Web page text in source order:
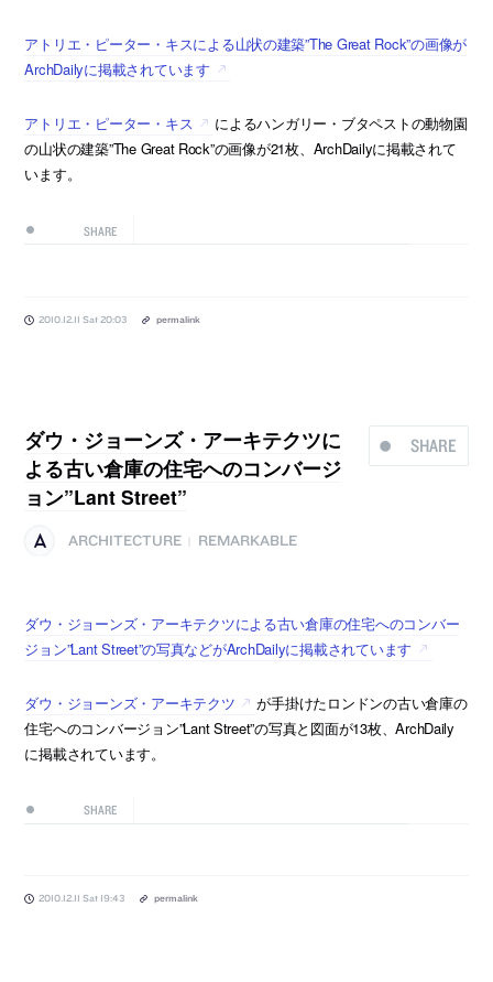
アトリエ・ピーター・キスによる山状の建築”The Great Rock”の画像が
ArchDailyに掲載されています
アトリエ・ピーター・キス
によるハンガリー・ブタペストの動物園
の山状の建築”The Great Rock”の画像が21枚、ArchDailyに掲載されて
います。
SHARE
2010.12.11 Sat 20:03 permalink
SHARE
ダウ・ジョーンズ・アーキテクツに
よる古い倉庫の住宅へのコンバージ
ョン”Lant Street”
ARCHITECTURE REMARKABLE
ダウ・ジョーンズ・アーキテクツによる古い倉庫の住宅へのコンバー
ジョン”Lant Street”の写真などがArchDailyに掲載されています
ダウ・ジョーンズ・アーキテクツ
が手掛けたロンドンの古い倉庫の
住宅へのコンバージョン”Lant Street”の写真と図面が13枚、ArchDaily
に掲載されています。
SHARE
2010.12.11 Sat 19:43 permalink